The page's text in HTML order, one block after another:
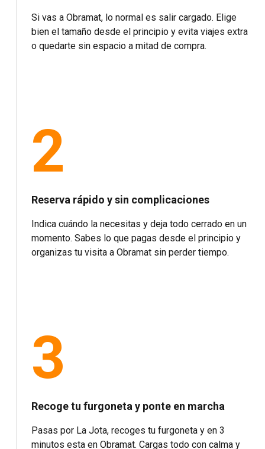
Si vas a Obramat, lo normal es salir cargado. Elige
bien el tamaño desde el principio y evita viajes extra
o quedarte sin espacio a mitad de compra.
2
Reserva rápido y sin complicaciones
Indica cuándo la necesitas y deja todo cerrado en un
momento. Sabes lo que pagas desde el principio y
organizas tu visita a Obramat sin perder tiempo.
3
Recoge tu furgoneta y ponte en marcha
Pasas por La Jota, recoges tu furgoneta y en 3
minutos esta en Obramat. Cargas todo con calma y